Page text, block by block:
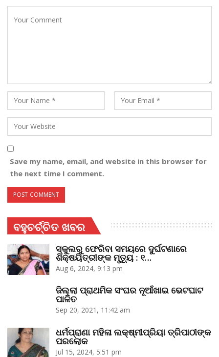
Save my name, email, and website in this browser for
the next time I comment.
ବହୁଚର୍ଚ୍ଚିତ ଖବର
ସ୍କୁଲରୁ ଫେରିବା ସମୟରେ ଦୁର୍ଘଟଣାରେ
ଶିକ୍ଷୟିତ୍ରୀଙ୍କ ମୃତ୍ୟୁ : ୧…
Aug 6, 2024, 9:13 pm
ଜିଲ୍ଲା ପ୍ରାଥମିକ ସଂଘର ନୂଆଁଖାଇ ଭେଟଘାଟ
ପାଳିତ
Sep 20, 2021, 11:42 am
ଧର୍ମପ୍ରାଣା ମହିଳା ଲକ୍ଷ୍ମୀପ୍ରିୟା ତ୍ରିପାଠୀଙ୍କ
ପରଲୋକ
Jul 15, 2024, 5:51 pm